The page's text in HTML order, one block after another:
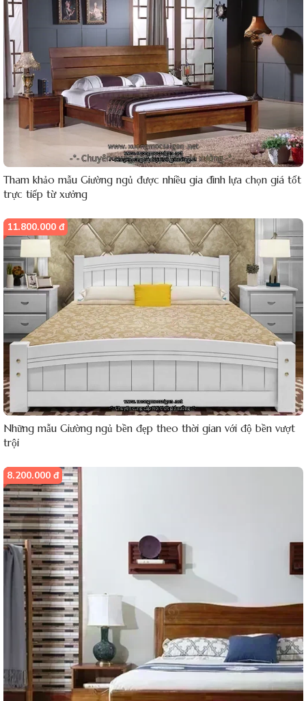
Tham khảo mẫu Giường ngủ được nhiều gia đình lựa chọn giá tốt
trực tiếp từ xưởng
11.800.000 đ
Những mẫu Giường ngủ bền đẹp theo thời gian với độ bền vượt
trội
8.200.000 đ